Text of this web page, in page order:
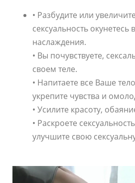
• Разбудите или
сексуальность окунетесь
наслаждения.
• Вы почувствуете,
своем теле.
• Напитаете все Ваше
укрепите чувства и
• Усилите красоту,
• Раскроете
улучшите свою